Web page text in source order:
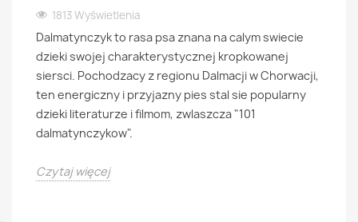
1813 Wyświetlenia
Dalmatynczyk to rasa psa znana na calym swiecie
dzieki swojej charakterystycznej kropkowanej
siersci. Pochodzacy z regionu Dalmacji w Chorwacji,
ten energiczny i przyjazny pies stal sie popularny
dzieki literaturze i filmom, zwlaszcza "101
dalmatynczykow".
Czytaj więcej